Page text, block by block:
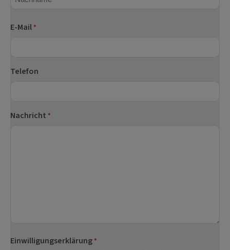
E-Mail *
Telefon
Nachricht *
Einwilligungserklärung *